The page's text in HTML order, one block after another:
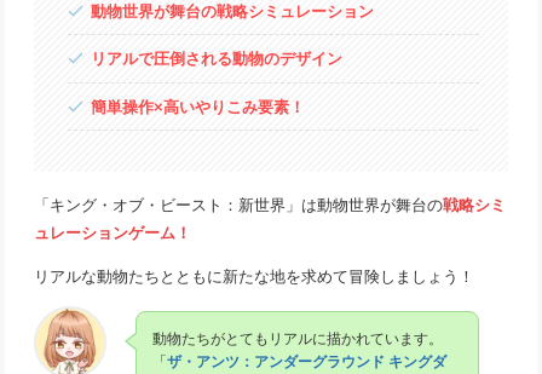
動物世界が舞台の戦略シミュレーション
リアルで圧倒される動物のデザイン
簡単操作×高いやりこみ要素！
「キング・オブ・ビースト：新世界」は動物世界が舞台の戦略シミ
ュレーションゲーム！
リアルな動物たちとともに新たな地を求めて冒険しましょう！
動物たちがとてもリアルに描かれています。
「ザ・アンツ：アンダーグラウンド キングダ